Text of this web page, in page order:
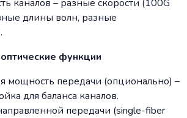
каналов – разные скорости (100G
длины волн, разные
функции
мощность передачи (опционально) –
для баланса каналов.
передачи (single-fiber